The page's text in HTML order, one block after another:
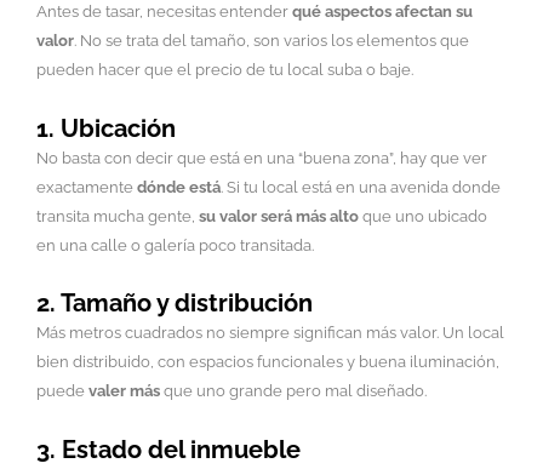
Antes de tasar, necesitas entender qué aspectos afectan su
valor . No se trata del tamaño, son varios los elementos que
pueden hacer que el precio de tu local suba o baje.
1. Ubicación
No basta con decir que está en una “buena zona”, hay que ver
exactamente dónde está . Si tu local está en una avenida donde
transita mucha gente, su valor será más alto que uno ubicado
en una calle o galería poco transitada.
2. Tamaño y distribución
Más metros cuadrados no siempre significan más valor. Un local
bien distribuido, con espacios funcionales y buena iluminación,
puede valer más que uno grande pero mal diseñado.
3. Estado del inmueble